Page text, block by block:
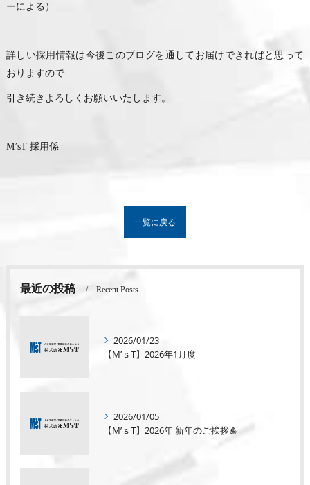
ーによる）
詳しい採用情報は今後このブログを通してお届けできればと思って
おりますので
引き続きよろしくお願いいたします。
M’sT 採用係
一覧に戻る
最近の投稿 Recent Posts
2026/01/23
【M’ｓT】2026年1月度
2026/01/05
【M’ｓT】2026年 新年のご挨拶🎍